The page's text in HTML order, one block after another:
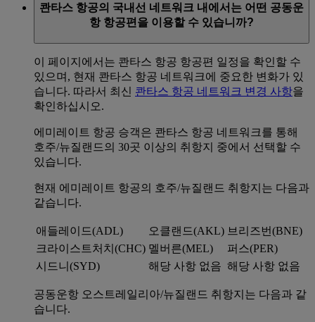
콴타스 항공의 국내선 네트워크 내에서는 어떤 공동운
항 항공편을 이용할 수 있습니까?
이 페이지에서는 콴타스 항공 항공편 일정을 확인할 수
있으며, 현재 콴타스 항공 네트워크에 중요한 변화가 있
습니다. 따라서 최신 콴타스 항공 네트워크 변경 사항을
확인하십시오.
에미레이트 항공 승객은 콴타스 항공 네트워크를 통해
호주/뉴질랜드의 30곳 이상의 취항지 중에서 선택할 수
있습니다.
현재 에미레이트 항공의 호주/뉴질랜드 취항지는 다음과
같습니다.
애들레이드(ADL) 오클랜드(AKL) 브리즈번(BNE)
크라이스트처치(CHC) 멜버른(MEL)
퍼스(PER)
시드니(SYD)
해당 사항 없음 해당 사항 없음
공동운항 오스트레일리아/뉴질랜드 취항지는 다음과 같
습니다.